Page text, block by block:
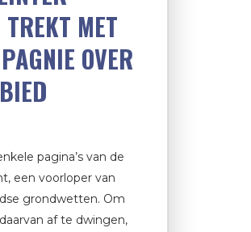
MET
OVER
pagina’s van de
een voorloper van
grondwetten. Om
af te dwingen,